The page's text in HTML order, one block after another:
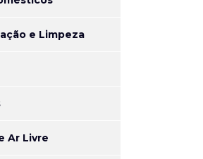
e Limpeza
Ar Livre